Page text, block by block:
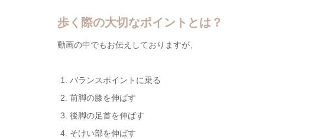
歩く際の大切なポイントとは？
動画の中でもお伝えしておりますが、
バランスポイントに乗る
前脚の膝を伸ばす
後脚の足首を伸ばす
そけい部を伸ばす